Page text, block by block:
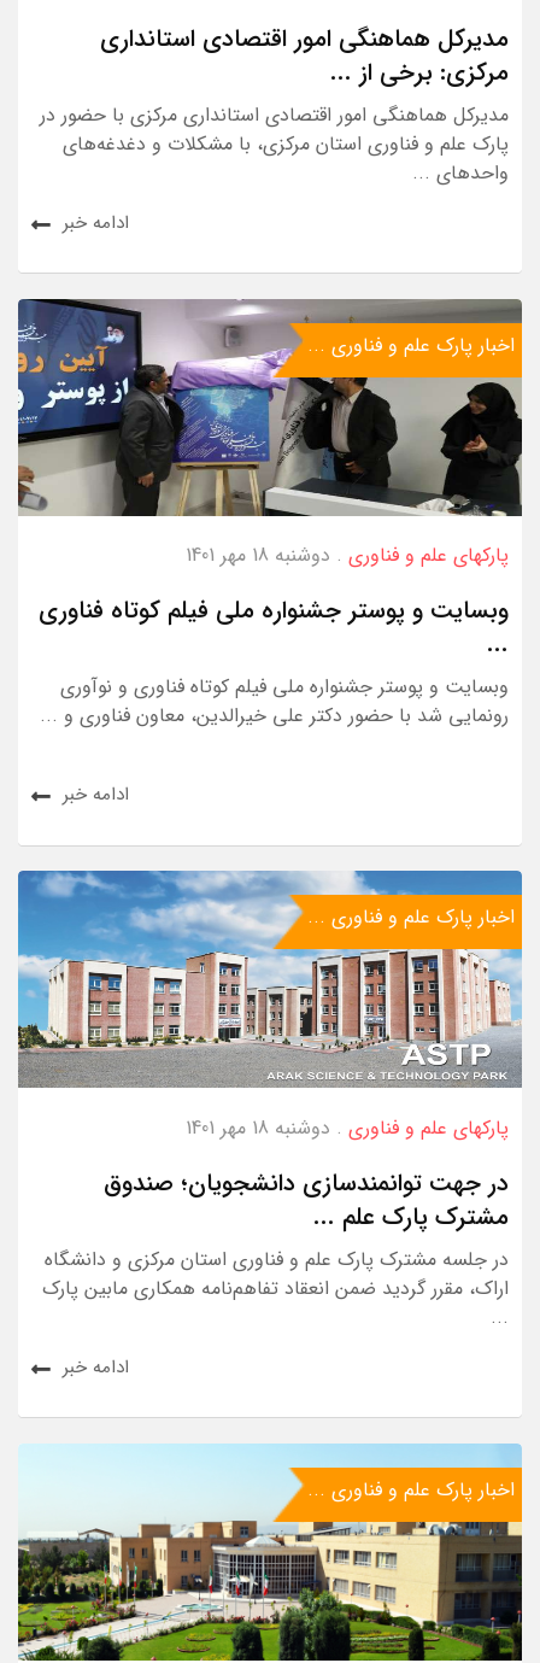
مدیرکل هماهنگی امور اقتصادی استانداری
مرکزی: برخی از ...
مدیرکل هماهنگی امور اقتصادی استانداری مرکزی با حضور در
پارک علم و فناوری استان مرکزی، با مشکلات و دغدغه‌های
واحدهای ...
ادامه خبر
اخبار پارک علم و فناوری ...
پارکهای علم و فناوری. دوشنبه 18 مهر 1401
وبسایت و پوستر جشنواره ملی فیلم کوتاه فناوری
...
وبسایت و پوستر جشنواره ملی فیلم کوتاه فناوری و نوآوری
رونمایی شد با حضور دکتر علی خیرالدین، معاون فناوری و ...
ادامه خبر
اخبار پارک علم و فناوری ...
پارکهای علم و فناوری. دوشنبه 18 مهر 1401
در جهت توانمندسازی دانشجویان؛ صندوق
مشترک پارک علم ...
در جلسه مشترک پارک علم و فناوری استان مرکزی و دانشگاه
اراک، مقرر گردید ضمن انعقاد تفاهم‌نامه همکاری مابین پارک
...
ادامه خبر
اخبار پارک علم و فناوری ...